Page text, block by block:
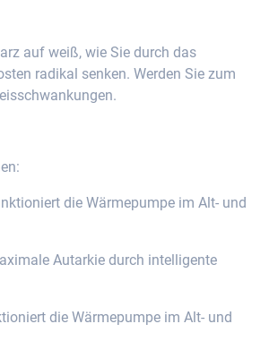
auf weiß, wie Sie durch das
radikal senken. Werden Sie zum
die Wärmepumpe im Alt- und
Autarkie durch intelligente
die Wärmepumpe im Alt- und